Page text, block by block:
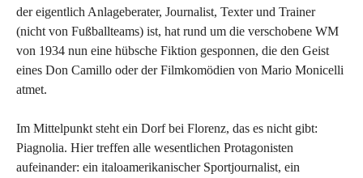
der eigentlich Anlageberater, Journalist, Texter und Trainer
(nicht von Fußballteams) ist, hat rund um die verschobene WM
von 1934 nun eine hübsche Fiktion gesponnen, die den Geist
eines Don Camillo oder der Filmkomödien von Mario Monicelli
atmet.
Im Mittelpunkt steht ein Dorf bei Florenz, das es nicht gibt:
Piagnolia. Hier treffen alle wesentlichen Protagonisten
aufeinander: ein italoamerikanischer Sportjournalist, ein